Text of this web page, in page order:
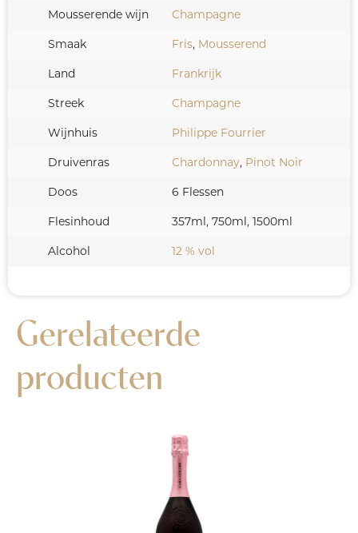
Mousserende wijn Champagne
Smaak Fris, Mousserend
Land Frankrijk
Streek Champagne
Wijnhuis Philippe Fourrier
Druivenras Chardonnay, Pinot Noir
Doos 6 Flessen
Flesinhoud 357ml, 750ml, 1500ml
Alcohol 12 % vol
Gerelateerde
producten